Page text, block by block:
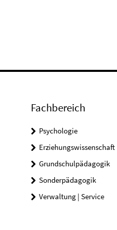
Fachbereich
Psychologie
Erziehungswissenschaft
Grundschulpädagogik
Sonderpädagogik
Verwaltung | Service